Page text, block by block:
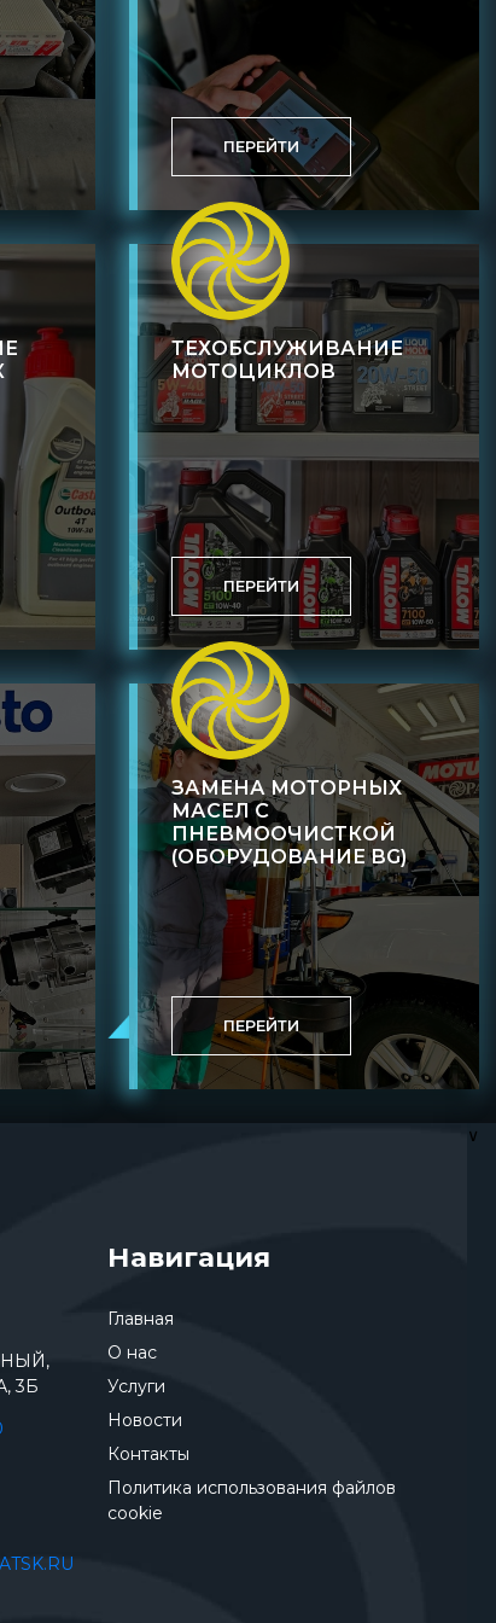
ПЕРЕЙТИ
ТЕХОБСЛУЖИВАНИЕ
МОТОЦИКЛОВ
ПЕРЕЙТИ
ЗАМЕНА МОТОРНЫХ
МАСЕЛ С
ПНЕВМООЧИСТКОЙ
(ОБОРУДОВАНИЕ BG)
ПЕРЕЙТИ
∨
3Б
Навигация
Главная
О нас
Услуги
Новости
Контакты
Политика использования файлов
cookie